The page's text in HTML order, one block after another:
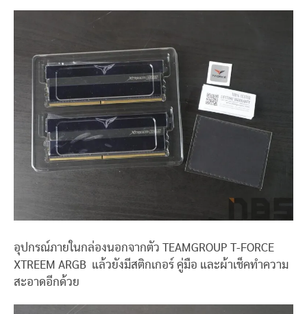
อุปกรณ์ภายในกล่องนอกจากตัว TEAMGROUP T-FORCE
XTREEM ARGB แล้วยังมีสติกเกอร์ คู่มือ และผ้าเช็คทำความ
สะอาดอีกด้วย